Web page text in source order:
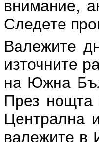
внимание,
Следете
Валежите
източните
на Южна
През нощта
Централна
валежите в